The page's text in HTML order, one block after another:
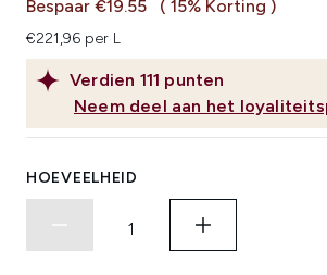
Verdien 111 punten
Neem deel aan het
Bespaar €19.55 ( 15% Korting )
€221,96 per L
HOEVEELHEID